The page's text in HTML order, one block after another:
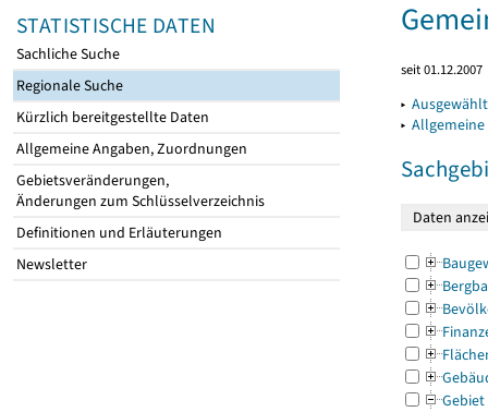
STATISTISCHE DATEN
Sachliche Suche
Regionale Suche
Kürzlich bereitgestellte Daten
Allgemeine Angaben, Zuordnungen
Gebietsveränderungen,
Änderungen zum Schlüsselverzeichnis
Definitionen und Erläuterungen
Newsletter
seit 01.12.2007
▸
▸
Gebiet